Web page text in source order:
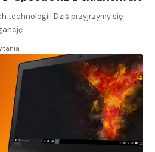
technologii! Dziś przyjrzymy się